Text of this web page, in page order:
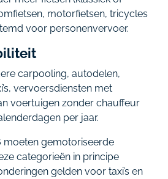
motorfietsen, tricycles
voor personenvervoer.
carpooling, autodelen,
vervoersdiensten met
voertuigen zonder chauffeur
per jaar.
moeten gemotoriseerde
categorieën in principe
gelden voor taxi’s en